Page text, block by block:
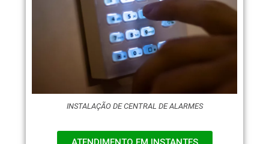
INSTALAÇÃO DE CENTRAL DE ALARMES